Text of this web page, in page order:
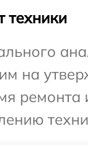
техники
на
ремонта